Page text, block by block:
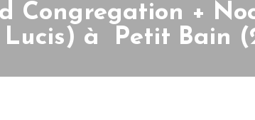
Congregation +
Lucis) à Petit Bain